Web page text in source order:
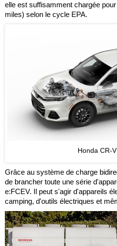
elle est suffisamment chargée
miles) selon le cycle EPA.
Honda CR-
Grâce au système de charge
de brancher toute une série
e:FCEV. Il peut s'agir d'appareils
camping, d'outils électriques et